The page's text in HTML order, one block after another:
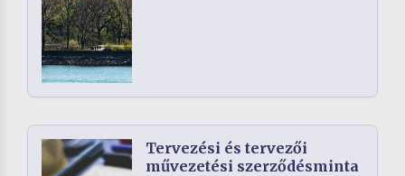
Tervezési és tervezői
művezetési szerződésminta